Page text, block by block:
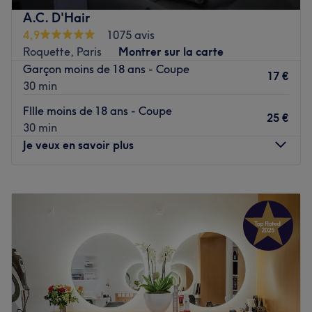
A.C. D'Hair
4,9
1075 avis
Roquette, Paris
Montrer sur la carte
Garçon moins de 18 ans - Coupe
30 min
17 €
FIlle moins de 18 ans - Coupe
30 min
25 €
Je veux en savoir plus
18:30
18:30
10:00 –19:00
10:00– 18:30
17:00
Dimanche
Fermé